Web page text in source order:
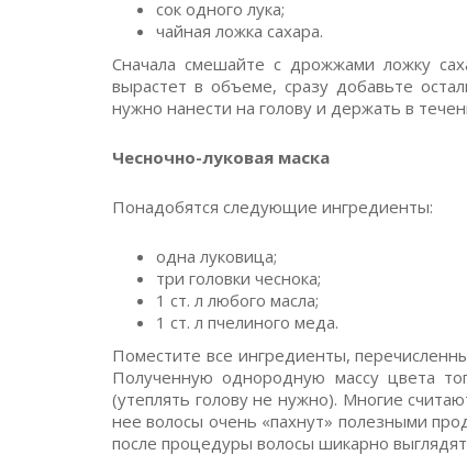
сок одного лука;
чайная ложка сахара.
Сначала смешайте с дрожжами ложку
вырастет в объеме, сразу добавьте
нужно нанести на голову и держать в
Чесночно-луковая маска
Понадобятся следующие ингредиенты:
одна луковица;
три головки чеснока;
1 ст. л любого масла;
1 ст. л пчелиного меда.
Поместите все ингредиенты,
Полученную однородную массу цвета
(утеплять голову не нужно). Многие
нее волосы очень «пахнут» полезными
после процедуры волосы шикарно